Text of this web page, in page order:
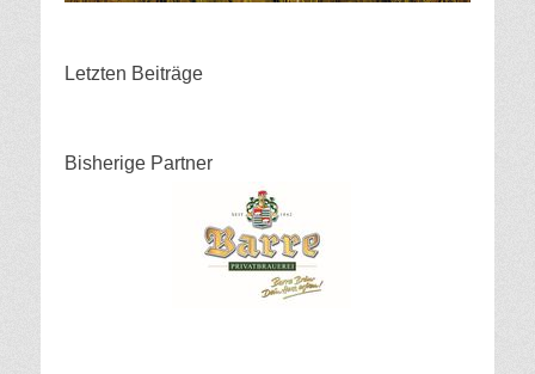
Letzten Beiträge
Bisherige Partner